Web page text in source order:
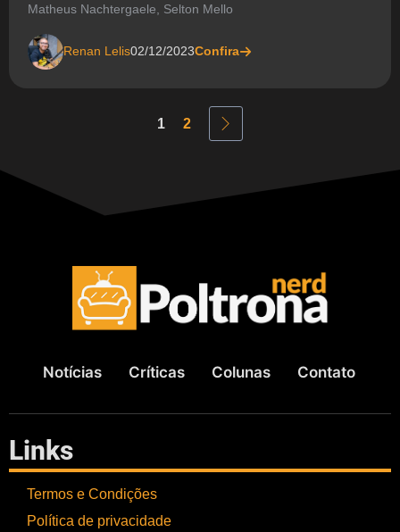
Matheus Nachtergaele, Selton Mello
Renan Lelis02/12/2023Confira
1 2
Notícias Críticas Colunas Contato
Links
Termos e Condições
Política de privacidade